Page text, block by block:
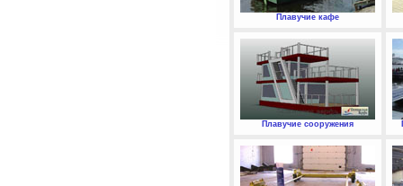
Плавучие кафе
Плавучие сооружения